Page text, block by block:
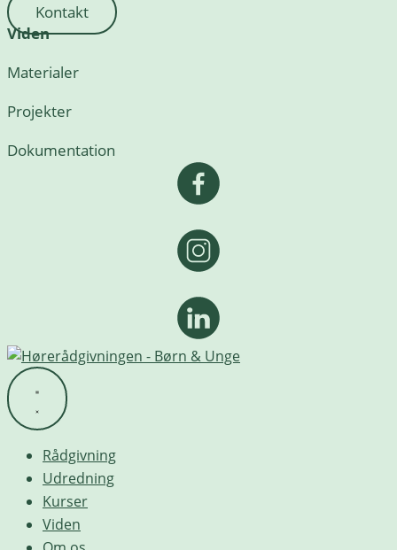
Kontakt
Viden
Materialer
Projekter
Dokumentation
Rådgivning
Udredning
Kurser
Viden